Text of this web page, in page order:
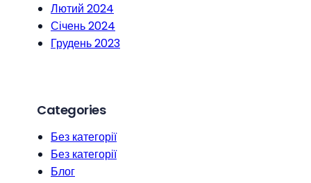
Лютий 2024
Січень 2024
Грудень 2023
Categories
Без категорії
Без категорії
Блог